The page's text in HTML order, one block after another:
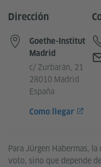
Para Jürgen Habermas,
voto, sino que depende
Dirección
Goethe-Institut
Madrid
c/ Zurbarán, 21
28010 Madrid
España
Como llegar